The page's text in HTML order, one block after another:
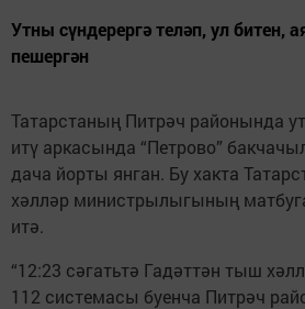
Утны сүндерергә теләп, ул битен,
пешергән
Татарстаның Питрәч районында
итү аркасында “Петрово”
дача йорты янган. Бу хакта
хәлләр министрылыгының
итә.
“12:23 сәгатьтә Гадәттән тыш
112 системасы буенча Питрәч